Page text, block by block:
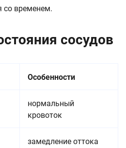
со временем.
сосудов
Особенности
нормальный
кровоток
замедление оттока